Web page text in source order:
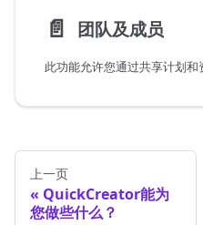
📄️ 团队及成员
上一页
QuickCreator能为
您做些什么？